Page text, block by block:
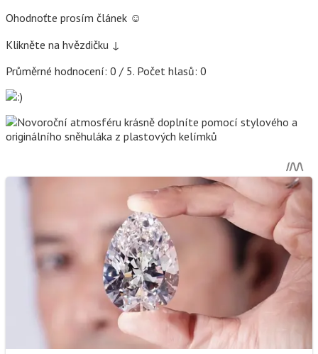
Ohodnoťte prosím článek ☺
Klikněte na hvězdičku ↓
Průměrné hodnocení: 0 / 5. Počet hlasů: 0